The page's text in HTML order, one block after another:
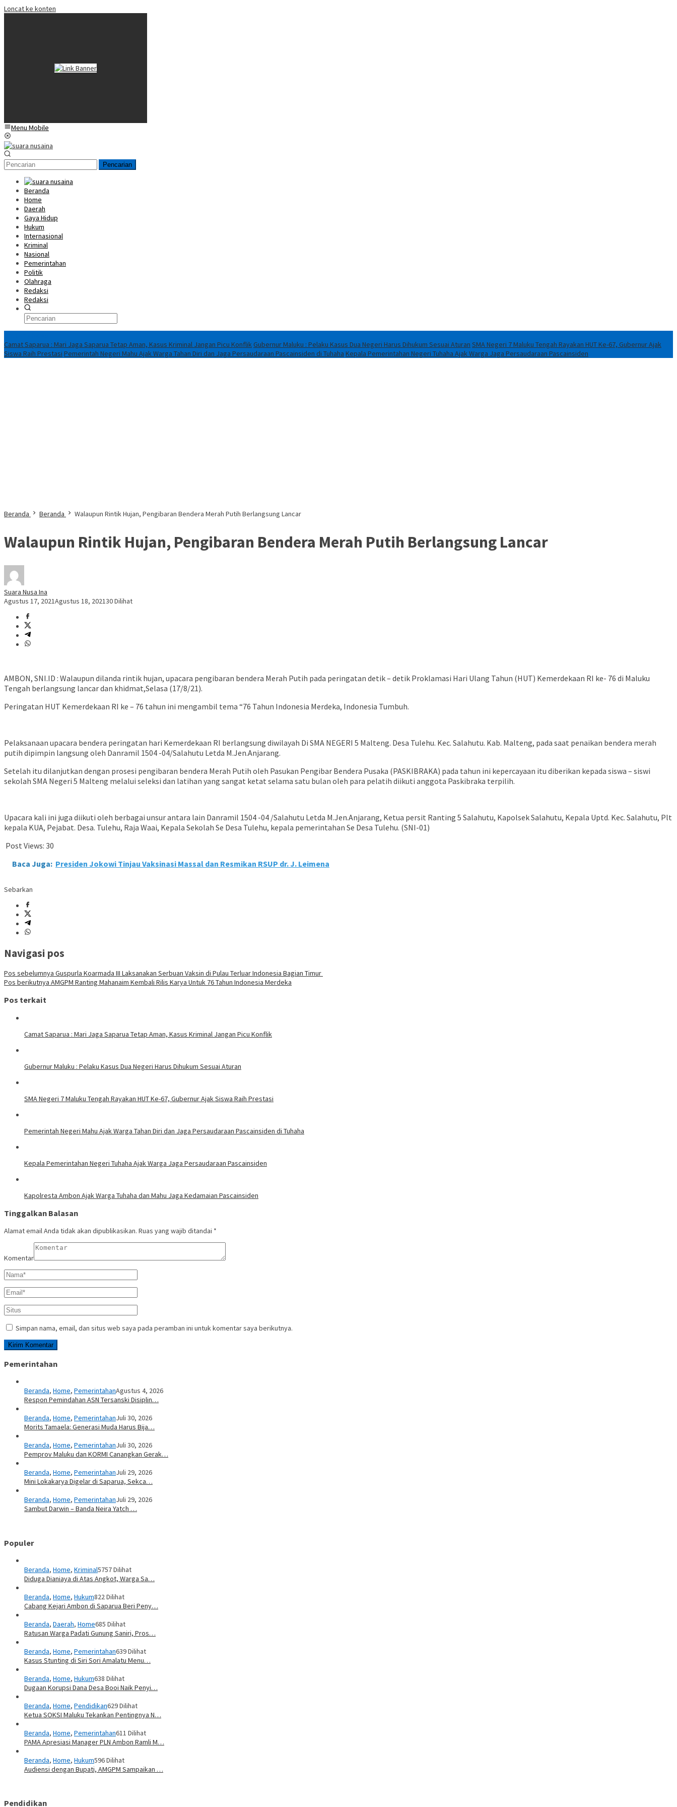
Loncat ke konten
Menu Mobile
Pencarian
Beranda
Home
Daerah
Gaya Hidup
Hukum
Internasional
Kriminal
Nasional
Pemerintahan
Politik
Olahraga
Redaksi
Redaksi
Camat Saparua : Mari Jaga Saparua Tetap Aman, Kasus Kriminal Jangan Picu KonflikGubernur Maluku : Pelaku Kasus Dua Negeri Harus Dihukum Sesuai Aturan SMA Negeri 7 Maluku Tengah Rayakan HUT Ke-67, Gubernur Ajak
Siswa Raih Prestasi Pemerintah Negeri Mahu Ajak Warga Tahan Diri dan Jaga Persaudaraan Pascainsiden di Tuhaha Kepala Pemerintahan Negeri Tuhaha Ajak Warga Jaga Persaudaraan Pascainsiden
Beranda Beranda Walaupun Rintik Hujan, Pengibaran Bendera Merah Putih Berlangsung Lancar
Walaupun Rintik Hujan, Pengibaran Bendera Merah Putih Berlangsung Lancar
Suara Nusa Ina
Agustus 17, 2021Agustus 18, 202130 Dilihat
AMBON, SNI.ID : Walaupun dilanda rintik hujan, upacara pengibaran bendera Merah Putih pada peringatan detik – detik Proklamasi Hari Ulang Tahun (HUT) Kemerdekaan RI ke- 76 di Maluku
Tengah berlangsung lancar dan khidmat,Selasa (17/8/21).
Peringatan HUT Kemerdekaan RI ke – 76 tahun ini mengambil tema “76 Tahun Indonesia Merdeka, Indonesia Tumbuh.
Pelaksanaan upacara bendera peringatan hari Kemerdekaan RI berlangsung diwilayah Di SMA NEGERI 5 Malteng. Desa Tulehu. Kec. Salahutu. Kab. Malteng, pada saat penaikan bendera merah
putih dipimpin langsung oleh Danramil 1504 -04/Salahutu Letda M.Jen.Anjarang.
Setelah itu dilanjutkan dengan prosesi pengibaran bendera Merah Putih oleh Pasukan Pengibar Bendera Pusaka (PASKIBRAKA) pada tahun ini kepercayaan itu diberikan kepada siswa – siswi
sekolah SMA Negeri 5 Malteng melalui seleksi dan latihan yang sangat ketat selama satu bulan oleh para pelatih diikuti anggota Paskibraka terpilih.
Upacara kali ini juga diikuti oleh berbagai unsur antara lain Danramil 1504 -04 /Salahutu Letda M.Jen.Anjarang, Ketua persit Ranting 5 Salahutu, Kapolsek Salahutu, Kepala Uptd. Kec. Salahutu, Plt
kepala KUA, Pejabat. Desa. Tulehu, Raja Waai, Kepala Sekolah Se Desa Tulehu, kepala pemerintahan Se Desa Tulehu. (SNI-01)
Post Views: 30
Baca Juga: Presiden Jokowi Tinjau Vaksinasi Massal dan Resmikan RSUP dr. J. Leimena
Sebarkan
Navigasi pos
Pos sebelumnya Guspurla Koarmada III Laksanakan Serbuan Vaksin di Pulau Terluar Indonesia Bagian Timur
Pos berikutnya AMGPM Ranting Mahanaim Kembali Rilis Karya Untuk 76 Tahun Indonesia Merdeka
Pos terkait
Camat Saparua : Mari Jaga Saparua Tetap Aman, Kasus Kriminal Jangan Picu Konflik
Gubernur Maluku : Pelaku Kasus Dua Negeri Harus Dihukum Sesuai Aturan
SMA Negeri 7 Maluku Tengah Rayakan HUT Ke-67, Gubernur Ajak Siswa Raih Prestasi
Pemerintah Negeri Mahu Ajak Warga Tahan Diri dan Jaga Persaudaraan Pascainsiden di Tuhaha
Kepala Pemerintahan Negeri Tuhaha Ajak Warga Jaga Persaudaraan Pascainsiden
Kapolresta Ambon Ajak Warga Tuhaha dan Mahu Jaga Kedamaian Pascainsiden
Tinggalkan Balasan
Alamat email Anda tidak akan dipublikasikan. Ruas yang wajib ditandai *
Komentar
Simpan nama, email, dan situs web saya pada peramban ini untuk komentar saya berikutnya.
Pemerintahan
Beranda, Home, PemerintahanAgustus 4, 2026
Respon Pemindahan ASN Tersanski Disiplin…
Beranda, Home, PemerintahanJuli 30, 2026
Morits Tamaela: Generasi Muda Harus Bija…
Beranda, Home, PemerintahanJuli 30, 2026
Pemprov Maluku dan KORMI Canangkan Gerak…
Beranda, Home, PemerintahanJuli 29, 2026
Mini Lokakarya Digelar di Saparua, Sekca…
Beranda, Home, PemerintahanJuli 29, 2026
Sambut Darwin – Banda Neira Yatch …
Populer
Beranda, Home, Kriminal5757 Dilihat
Diduga Dianiaya di Atas Angkot, Warga Sa…
Beranda, Home, Hukum822 Dilihat
Cabang Kejari Ambon di Saparua Beri Peny…
Beranda, Daerah, Home685 Dilihat
Ratusan Warga Padati Gunung Saniri, Pros…
Beranda, Home, Pemerintahan639 Dilihat
Kasus Stunting di Siri Sori Amalatu Menu…
Beranda, Home, Hukum638 Dilihat
Dugaan Korupsi Dana Desa Booi Naik Penyi…
Beranda, Home, Pendidikan629 Dilihat
Ketua SOKSI Maluku Tekankan Pentingnya N…
Beranda, Home, Pemerintahan611 Dilihat
PAMA Apresiasi Manager PLN Ambon Ramli M…
Beranda, Home, Hukum596 Dilihat
Audiensi dengan Bupati, AMGPM Sampaikan …
Pendidikan